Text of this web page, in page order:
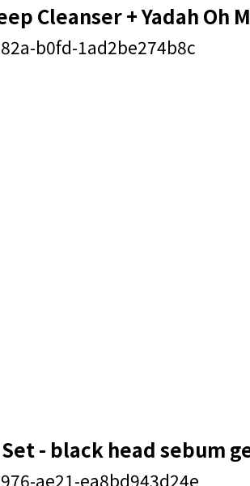
Cleanser + Yadah Oh
- black head sebum